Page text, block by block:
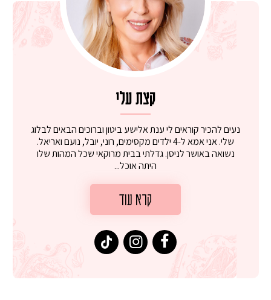
קצת עלי
נעים להכיר קוראים לי ענת אלישע ביטון וברוכים הבאים לבלוג
שלי. אני אמא ל-4 ילדים מקסימים, רוני, יובל, נועם ואריאל.
נשואה באושר לניסן. גדלתי בבית מרוקאי שכל המהות שלו
היתה אוכל...
קרא עוד